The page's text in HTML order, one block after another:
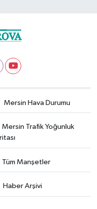
Mersin Hava Durumu
Mersin Trafik Yoğunluk
Tüm Manşetler
Haber Arşivi